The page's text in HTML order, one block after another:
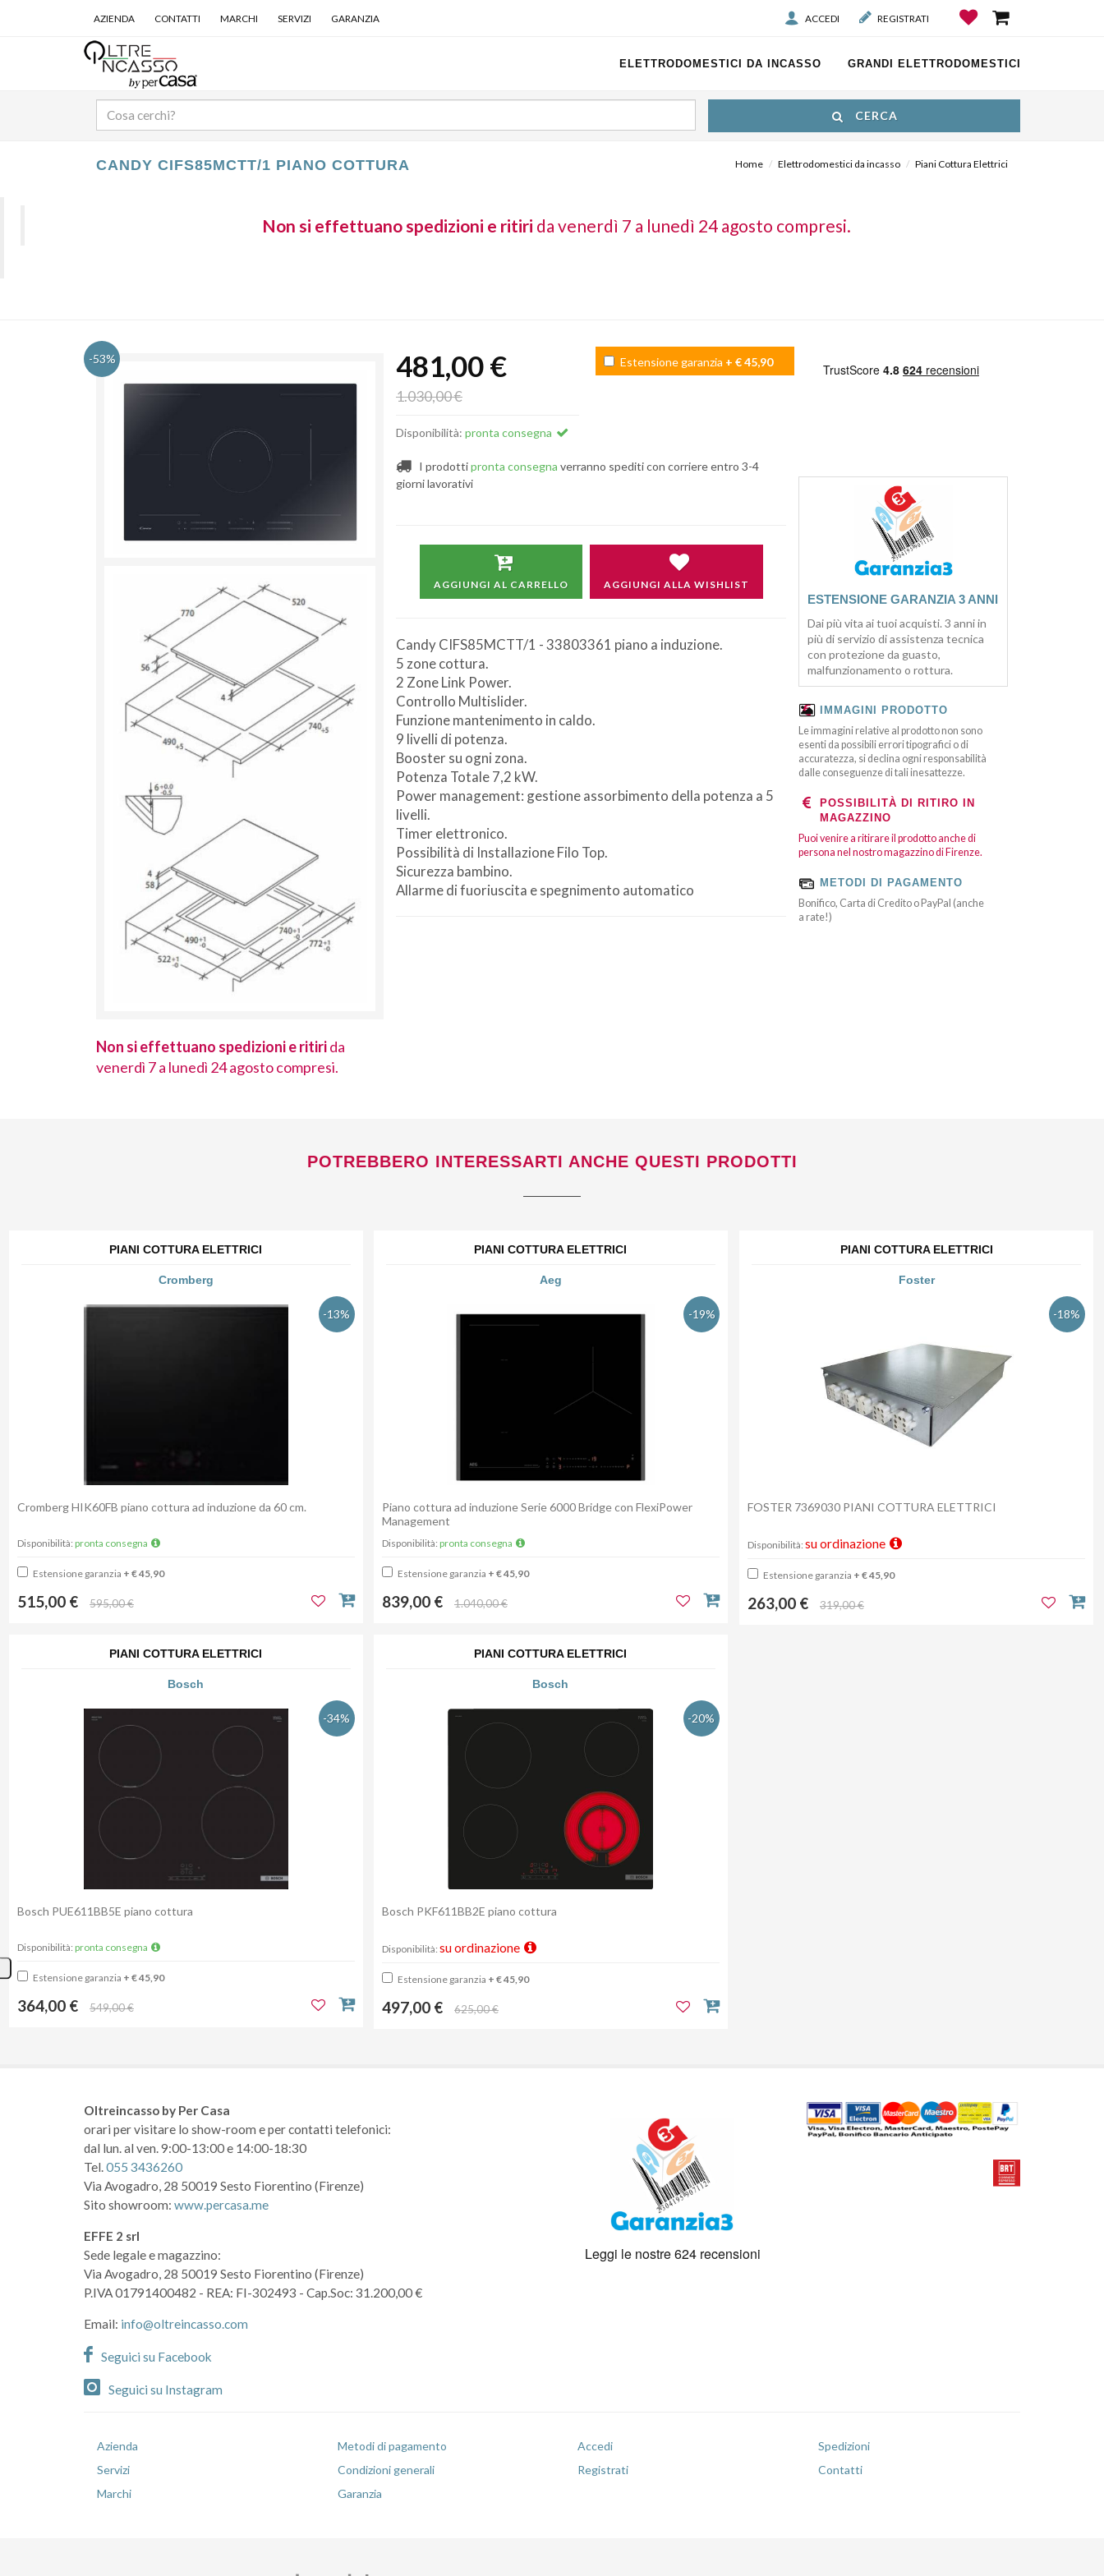
AZIENDA CONTATTI MARCHI SERVIZI GARANZIA ACCEDI REGISTRATI
ELETTRODOMESTICI DA INCASSO GRANDI ELETTRODOMESTICI
CERCA
CANDY CIFS85MCTT/1 PIANO COTTURA Home Elettrodomestici da incasso Piani Cottura Elettrici
Non si effettuano spedizioni e ritiri da venerdì 7 a lunedì 24 agosto compresi.
-53%
Non si effettuano spedizioni e ritirida
venerdì 7 a lunedì 24 agosto compresi.
481,00 €
1.030,00 €
Disponibilità: pronta consegna
Estensione garanzia + € 45,90
I prodottipronta consegna verranno spediti con corriere entro 3-4
giorni lavorativi
AGGIUNGI AL CARRELLO AGGIUNGI ALLA WISHLIST
Candy CIFS85MCTT/1 - 33803361 piano a induzione.
5 zone cottura.
2 Zone Link Power.
Controllo Multislider.
Funzione mantenimento in caldo.
9 livelli di potenza.
Booster su ogni zona.
Potenza Totale 7,2 kW.
Power management: gestione assorbimento della potenza a 5
livelli.
Timer elettronico.
Possibilità di Installazione Filo Top.
Sicurezza bambino.
Allarme di fuoriuscita e spegnimento automatico
ESTENSIONE GARANZIA 3 ANNI
Dai più vita ai tuoi acquisti. 3 anni in
più di servizio di assistenza tecnica
con protezione da guasto,
malfunzionamento o rottura.
IMMAGINI PRODOTTO
Le immagini relative al prodotto non sono
esenti da possibili errori tipografici o di
accuratezza, si declina ogni responsabilità
dalle conseguenze di tali inesattezze.
POSSIBILITÀ DI RITIRO IN
MAGAZZINO
Puoi venire a ritirare il prodotto anche di
persona nel nostro magazzino di Firenze.
METODI DI PAGAMENTO
Bonifico, Carta di Credito o PayPal (anche
a rate!)
POTREBBERO INTERESSARTI ANCHE QUESTI PRODOTTI
PIANI COTTURA ELETTRICI
Cromberg
-13%
Cromberg HIK60FB piano cottura ad induzione da 60 cm.
Disponibilità: pronta consegna
Estensione garanzia + € 45,90
515,00 € 595,00 €
PIANI COTTURA ELETTRICI
Aeg
-19%
Piano cottura ad induzione Serie 6000 Bridge con FlexiPower
Management
Disponibilità: pronta consegna
Estensione garanzia + € 45,90
839,00 € 1.040,00 €
PIANI COTTURA ELETTRICI
Foster
-18%
FOSTER 7369030 PIANI COTTURA ELETTRICI
Disponibilità: su ordinazione
Estensione garanzia + € 45,90
263,00 € 319,00 €
PIANI COTTURA ELETTRICI
Bosch
-34%
Bosch PUE611BB5E piano cottura
Disponibilità: pronta consegna
Estensione garanzia + € 45,90
364,00 € 549,00 €
PIANI COTTURA ELETTRICI
Bosch
-20%
Bosch PKF611BB2E piano cottura
Disponibilità: su ordinazione
Estensione garanzia + € 45,90
497,00 € 625,00 €
Oltreincasso by Per Casa
orari per visitare lo show-room e per contatti telefonici:
dal lun. al ven. 9:00-13:00 e 14:00-18:30
Tel.055 3436260
Via Avogadro, 28 50019 Sesto Fiorentino (Firenze)
Sito showroom: www.percasa.me
EFFE 2 srl
Sede legale e magazzino:
Via Avogadro, 28 50019 Sesto Fiorentino (Firenze)
P.IVA 01791400482 - REA: FI-302493 - Cap.Soc: 31.200,00 €
Email: info@oltreincasso.com
Seguici su Facebook
Seguici su Instagram
Azienda
Servizi
Marchi
Metodi di pagamento
Condizioni generali
Garanzia
Accedi
Registrati
Spedizioni
Contatti